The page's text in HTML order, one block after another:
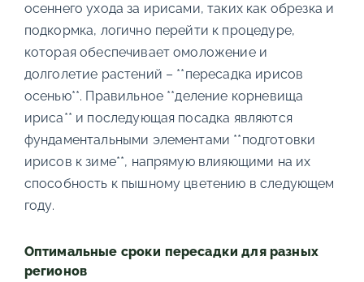
осеннего ухода за ирисами, таких как обрезка и
подкормка, логично перейти к процедуре,
которая обеспечивает омоложение и
долголетие растений – **пересадка ирисов
осенью**. Правильное **деление корневища
ириса** и последующая посадка являются
фундаментальными элементами **подготовки
ирисов к зиме**, напрямую влияющими на их
способность к пышному цветению в следующем
году.
Оптимальные сроки пересадки для разных
регионов